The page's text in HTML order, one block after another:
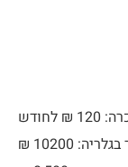
לחודש
10200 ₪